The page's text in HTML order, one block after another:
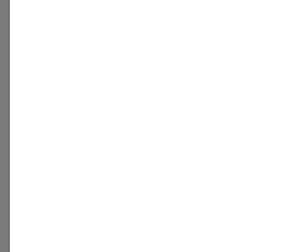
maaltijden. Ook plastic